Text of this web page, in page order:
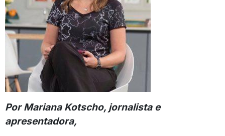
Por Mariana Kotscho, jornalista e
apresentadora,